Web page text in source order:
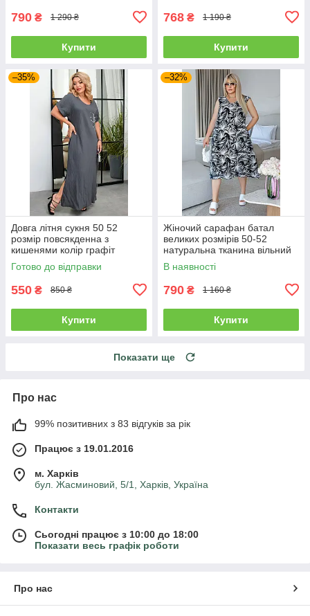
790 ₴ 1 290 ₴
Купити
768 ₴ 1 190 ₴
Купити
–35%
Довга літня сукня 50 52
розмір повсякденна з
кишенями колір графіт
Готово до відправки
550 ₴ 850 ₴
Купити
–32%
Жіночий сарафан батал
великих розмірів 50-52
натуральна тканина вільний
чорний
В наявності
790 ₴ 1 160 ₴
Купити
Показати ще
Про нас
99% позитивних з 83 відгуків за рік
Працює з 19.01.2016
м. Харків
бул. Жасминовий, 5/1, Харків, Україна
Контакти
Сьогодні працює з 10:00 до 18:00
Показати весь графік роботи
Про нас